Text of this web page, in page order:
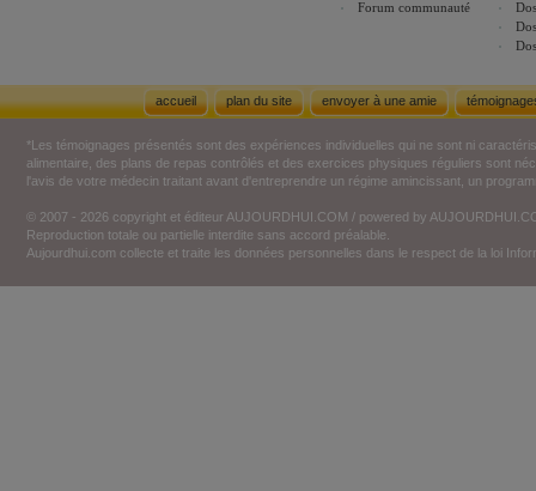
Forum communauté
accueil plan du site envoyer à une amie
*Les témoignages présentés sont des expériences individuelles qui ne sont ni
alimentaire, des plans de repas contrôlés et des exercices physiques réguliers sont
l'avis de votre médecin traitant avant d'entreprendre un régime amincissant, un
© 2007 - 2026 copyright et éditeur AUJOURDHUI.COM / powered by
Reproduction totale ou partielle interdite sans accord préalable.
Aujourdhui.com collecte et traite les données personnelles dans le respect de la loi